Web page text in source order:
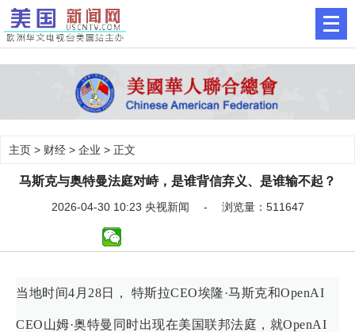
主页 > 财经 > 企业 > 正文
马斯克与奥特曼法庭对峙，是谁背信弃义、是谁输不起？
2026-04-30 10:23 央视新闻 - 浏览量：511647
当地时间4月28日， 特斯拉CEO埃隆·马斯克和OpenAI
CEO山姆·奥特曼同时出现在美国联邦法庭，就OpenAI